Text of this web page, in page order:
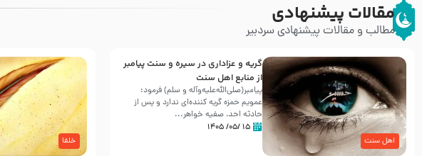
مقالات پیشنهادی
مطالب و مقالات پیشنهادی سردبیر
اهل سنت
گریه و عزاداری در سیره و سنت پیامبر
از منابع اهل سنت
پیامبر(صلی‌الله‌علیه‌وآله و سلم) فرمود:
عمویم حمزه گریه کننده‌ای ندارد و پس از
حادثه احد، صفیه خواهر...
۱۵ /۰۵/ ۱۴۰۵
خلفا